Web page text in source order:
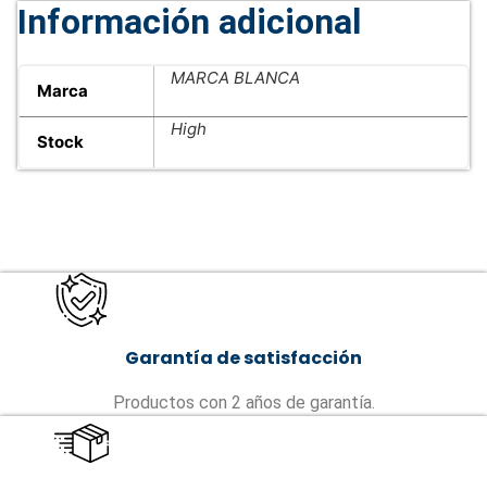
Información adicional
Marca
MARCA BLANCA
Stock
High
Garantía de satisfacción
Productos con 2 años de garantía.